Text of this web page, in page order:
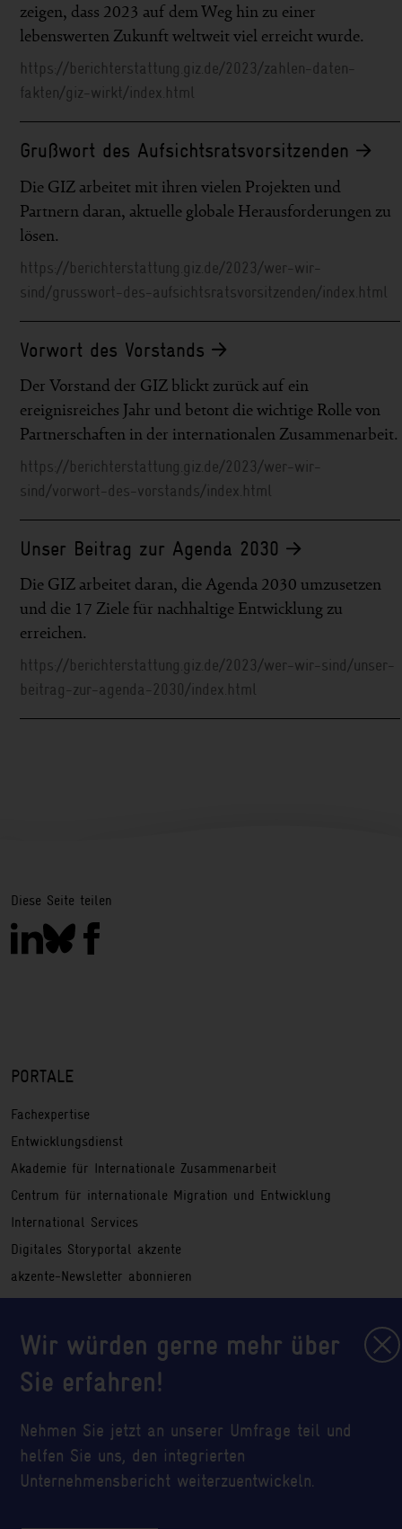
zeigen, dass 2023 auf dem Weg hin zu einer
lebenswerten Zukunft weltweit viel erreicht wurde.
https://berichterstattung.giz.de/2023/zahlen-daten-
fakten/giz-wirkt/index.html
Grußwort des Aufsichtsratsvorsitzenden
Die GIZ arbeitet mit ihren vielen Projekten und
Partnern daran, aktuelle globale Herausforderungen zu
lösen.
https://berichterstattung.giz.de/2023/wer-wir-
sind/grusswort-des-aufsichtsratsvorsitzenden/index.html
Vorwort des Vorstands
Der Vorstand der GIZ blickt zurück auf ein
ereignisreiches Jahr und betont die wichtige Rolle von
Partnerschaften in der internationalen Zusammenarbeit.
https://berichterstattung.giz.de/2023/wer-wir-
sind/vorwort-des-vorstands/index.html
Unser Beitrag zur Agenda 2030
Die GIZ arbeitet daran, die Agenda 2030 umzusetzen
und die 17 Ziele für nachhaltige Entwicklung zu
erreichen.
https://berichterstattung.giz.de/2023/wer-wir-sind/unser-
beitrag-zur-agenda-2030/index.html
Diese Seite teilen
PORTALE
Fachexpertise
Entwicklungsdienst
Akademie für Internationale Zusammenarbeit
Centrum für internationale Migration und Entwicklung
International Services
Digitales Storyportal akzente
akzente-Newsletter abonnieren
Hinweisgeberportal
Service
Impressum
Rechtliche Hinweise
Datenschutzerklärung
Glossar
Wir würden gerne mehr über
Sie erfahren!
Nehmen Sie jetzt an unserer Umfrage teil und
helfen Sie uns, den integrierten
Unternehmensbericht weiterzuentwickeln.